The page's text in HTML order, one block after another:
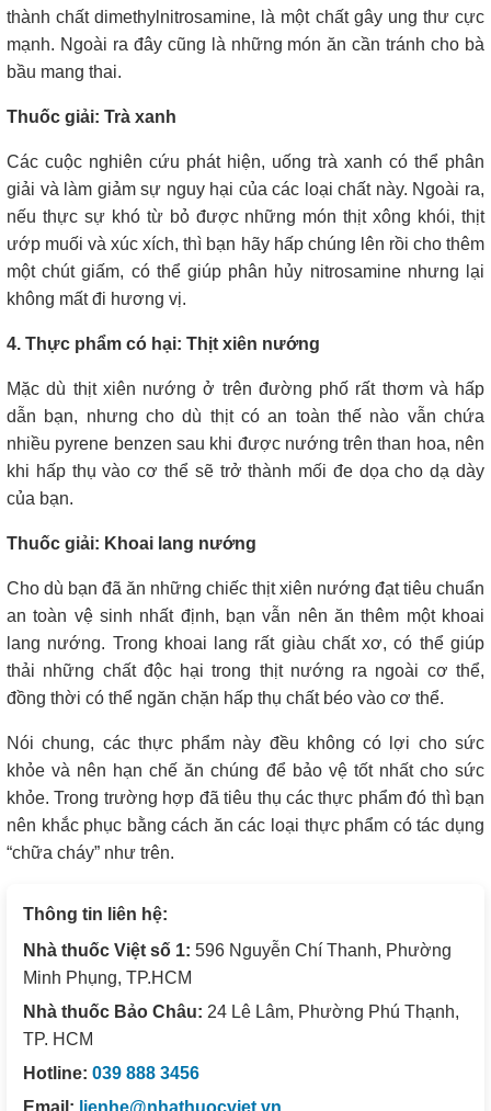
thành chất dimethylnitrosamine, là một chất gây ung thư cực
mạnh. Ngoài ra đây cũng là những món ăn cần tránh cho bà
bầu mang thai.
Thuốc giải: Trà xanh
Các cuộc nghiên cứu phát hiện, uống trà xanh có thể phân
giải và làm giảm sự nguy hại của các loại chất này. Ngoài ra,
nếu thực sự khó từ bỏ được những món thịt xông khói, thịt
ướp muối và xúc xích, thì bạn hãy hấp chúng lên rồi cho thêm
một chút giấm, có thể giúp phân hủy nitrosamine nhưng lại
không mất đi hương vị.
4. Thực phẩm có hại: Thịt xiên nướng
Mặc dù thịt xiên nướng ở trên đường phố rất thơm và hấp
dẫn bạn, nhưng cho dù thịt có an toàn thế nào vẫn chứa
nhiều pyrene benzen sau khi được nướng trên than hoa, nên
khi hấp thụ vào cơ thể sẽ trở thành mối đe dọa cho dạ dày
của bạn.
Thuốc giải: Khoai lang nướng
Cho dù bạn đã ăn những chiếc thịt xiên nướng đạt tiêu chuẩn
an toàn vệ sinh nhất định, bạn vẫn nên ăn thêm một khoai
lang nướng. Trong khoai lang rất giàu chất xơ, có thể giúp
thải những chất độc hại trong thịt nướng ra ngoài cơ thể,
đồng thời có thể ngăn chặn hấp thụ chất béo vào cơ thể.
Nói chung, các thực phẩm này đều không có lợi cho sức
khỏe và nên hạn chế ăn chúng để bảo vệ tốt nhất cho sức
khỏe. Trong trường hợp đã tiêu thụ các thực phẩm đó thì bạn
nên khắc phục bằng cách ăn các loại thực phẩm có tác dụng
“chữa cháy” như trên.
Thông tin liên hệ:
Nhà thuốc Việt số 1: 596 Nguyễn Chí Thanh, Phường
Minh Phụng, TP.HCM
Nhà thuốc Bảo Châu: 24 Lê Lâm, Phường Phú Thạnh,
TP. HCM
Hotline: 039 888 3456
Email: lienhe@nhathuocviet.vn